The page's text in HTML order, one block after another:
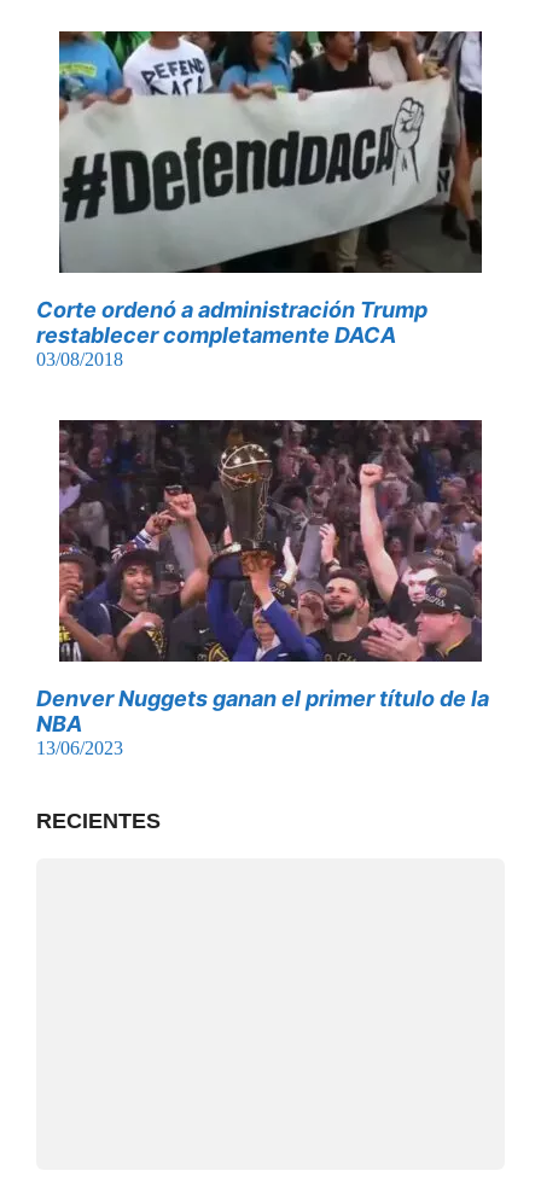
Corte ordenó a administración Trump
restablecer completamente DACA
03/08/2018
Denver Nuggets ganan el primer título de la
NBA
13/06/2023
RECIENTES